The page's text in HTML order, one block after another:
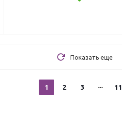
Показать еще
1 2 3 11